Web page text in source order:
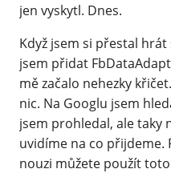
jen vyskytl. Dnes.
Když jsem si přestal hrát
jsem přidat
mě začalo nehezky
nic. Na Googlu jsem
jsem prohledal, ale taky
uvidíme na co přijdeme.
nouzi můžete použít